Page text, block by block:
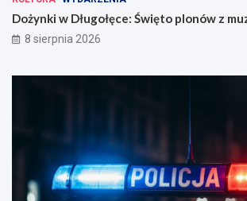
Dożynki w Długołęce: Święto plonów z
8 sierpnia 2026